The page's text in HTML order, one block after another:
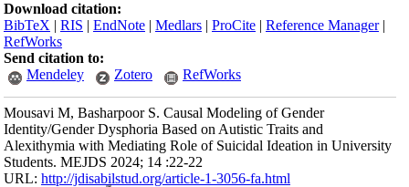
Download citation:
BibTeX |RIS |EndNote |Medlars |ProCite |Reference Manager
RefWorks
Send citation to:
Mendeley
Zotero RefWorks
Mousavi M, Basharpoor S. Causal Modeling of Gender
Identity/Gender Dysphoria Based on Autistic Traits and
Alexithymia with Mediating Role of Suicidal Ideation in University
Students. MEJDS 2024; 14 :22-22
URL:http://jdisabilstud.org/article-1-3056-fa.html